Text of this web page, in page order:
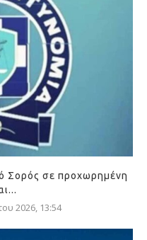
Σορός σε προχωρημένη
2026, 13:54